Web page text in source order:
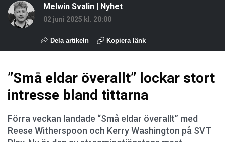
Melwin Svalin Nyhet
02 juni 2025 kl. 20:00
Dela artikeln Kopiera länk
”Små eldar överallt” lockar stort
intresse bland tittarna
Förra veckan landade “Små eldar överallt” med
Reese Witherspoon och Kerry Washington på SVT